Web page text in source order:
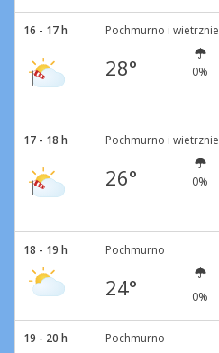
16 - 17 h Pochmurno i wietrznie
28° 0%
17 - 18 h Pochmurno i wietrznie
26° 0%
18 - 19 h Pochmurno
24° 0%
19 - 20 h Pochmurno